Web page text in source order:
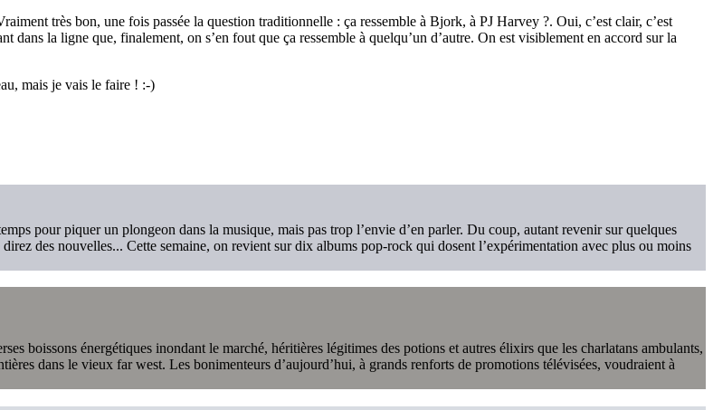
très bon, une fois passée la question traditionnelle : ça ressemble à Bjork, à PJ Harvey ?. Oui, c’est clair, c’est
la ligne que, finalement, on s’en fout que ça ressemble à quelqu’un d’autre. On est visiblement en accord sur la
mais je vais le faire ! :-)
pour piquer un plongeon dans la musique, mais pas trop l’envie d’en parler. Du coup, autant revenir sur quelques
des nouvelles... Cette semaine, on revient sur dix albums pop-rock qui dosent l’expérimentation avec plus ou moins
boissons énergétiques inondant le marché, héritières légitimes des potions et autres élixirs que les charlatans ambulants,
dans le vieux far west. Les bonimenteurs d’aujourd’hui, à grands renforts de promotions télévisées, voudraient à